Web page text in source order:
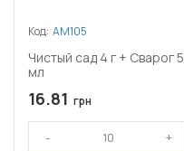
Код: АМ105
Чистый сад 4 г + Сварог 5
мл
16.81 грн